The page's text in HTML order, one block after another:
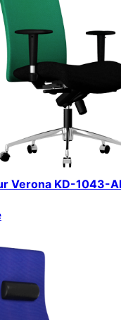
Verona KD-1043-